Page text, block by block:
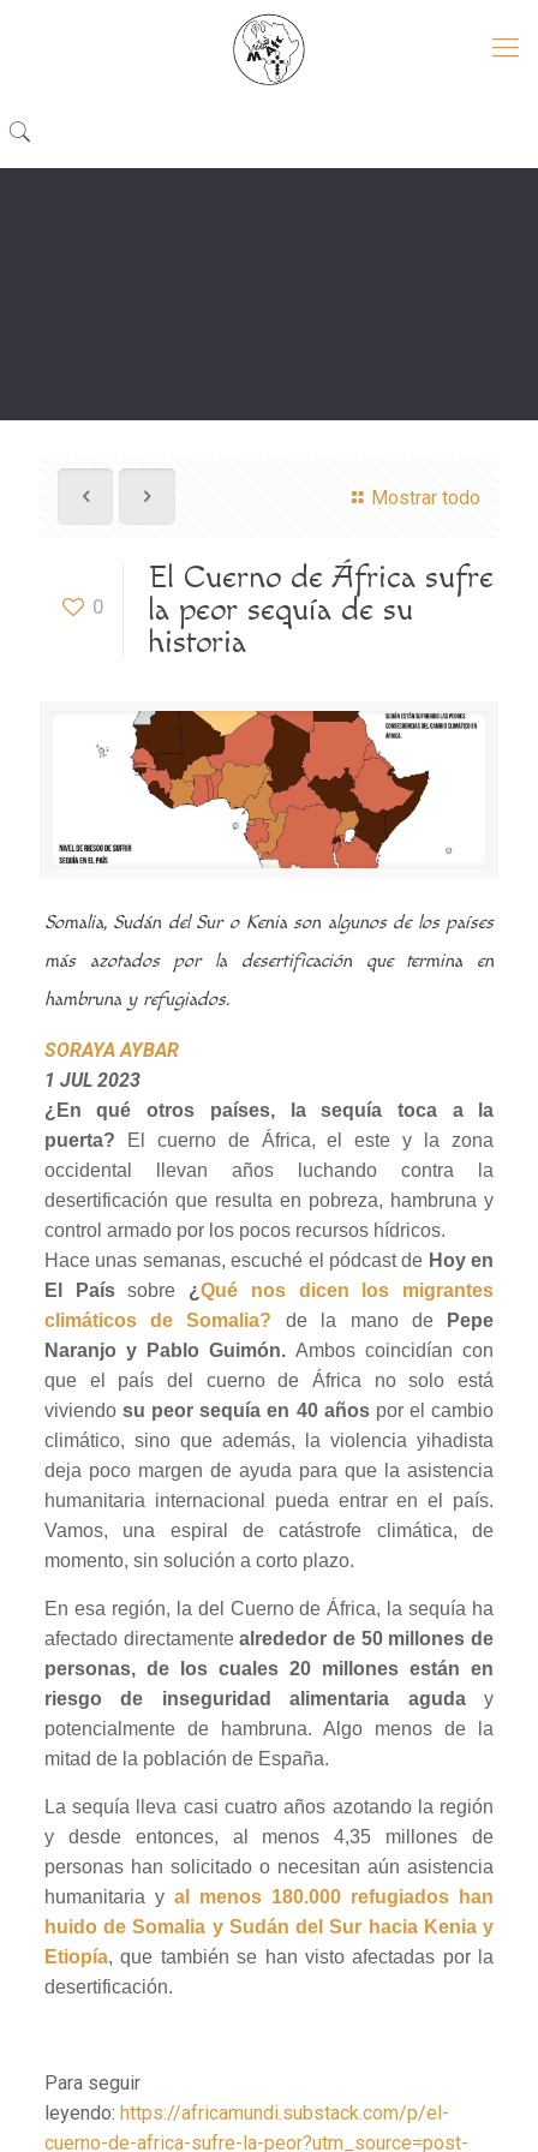
Mostrar todo
0
El Cuerno de África sufre
la peor sequía de su
historia
Somalia, Sudán del Sur o Kenia son algunos de los países
más azotados por la desertificación que termina en
hambruna y refugiados.
SORAYA AYBAR
1 JUL 2023
¿En qué otros países, la sequía toca a la
puerta?
El cuerno de África, el este y la zona
occidental llevan años luchando contra la
desertificación que resulta en pobreza, hambruna y
control armado por los pocos recursos hídricos.
Hace unas semanas, escuché el pódcast de Hoy en
El Paíssobre ¿Qué nos dicen los migrantes
climáticos de Somalia? de la mano de
Pepe
Naranjo y Pablo Guimón.Ambos coincidían con
que el país del cuerno de África no solo está
viviendo su peor sequía en 40 años por el cambio
climático, sino que además, la violencia yihadista
deja poco margen de ayuda para que la asistencia
humanitaria internacional pueda entrar en el país.
Vamos, una espiral de catástrofe climática, de
momento, sin solución a corto plazo.
En esa región, la del Cuerno de África, la sequía ha
afectado directamentealrededor de 50 millones de
personas, de los cuales 20 millones están en
riesgo de inseguridad alimentaria aguday
potencialmente de hambruna. Algo menos de la
mitad de la población de España.
La sequía lleva casi cuatro años azotando la región
y desde entonces, al menos 4,35 millones de
personas han solicitado o necesitan aún asistencia
humanitaria y al menos 180.000 refugiados han
huido de Somalia y Sudán del Sur hacia Kenia y
Etiopía, que también se han visto afectadas por la
desertificación.
Para seguir
leyendo: https://africamundi.substack.com/p/el-
cuerno-de-africa-sufre-la-peor?utm_source=post-